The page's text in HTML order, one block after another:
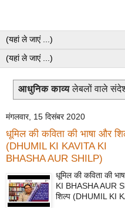
आधुनिक काव्यलेबलों वाले
मंगलवार, 15 दिसंबर 2020
धूमिल की कविता की भाषा और
(DHUMIL KI KAVITA KI
BHASHA AUR SHILP)
धूमिल की कविता की
KI BHASHA AUR
शिल्प (DHUMIL KI